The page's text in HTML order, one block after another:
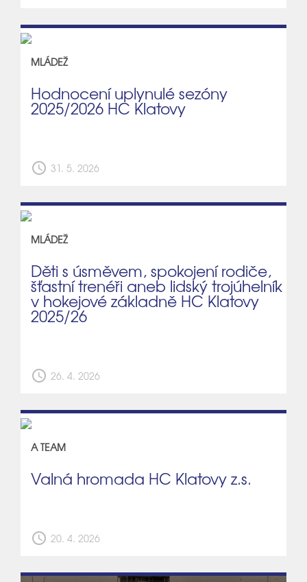
MLÁDEŽ
Hodnocení uplynulé sezóny
2025/2026 HC Klatovy
schedule 31. 5. 2026
MLÁDEŽ
Děti s úsměvem, spokojení rodiče,
šťastní trenéři aneb lidský trojúhelník
v hokejové základně HC Klatovy
2025/26
schedule 26. 4. 2026
A TEAM
Valná hromada HC Klatovy z.s.
schedule 20. 4. 2026